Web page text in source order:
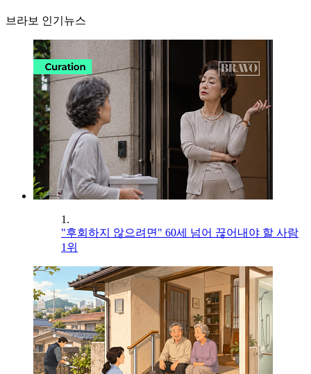
브라보 인기뉴스
1.
"후회하지 않으려면" 60세 넘어 끊어내야 할 사람
1위